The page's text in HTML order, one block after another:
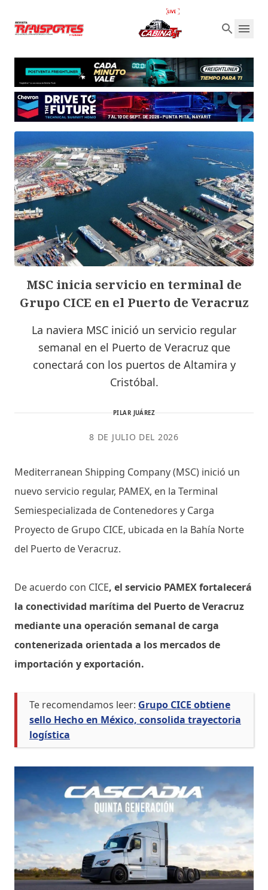
MSC inicia servicio en terminal de
Grupo CICE en el Puerto de Veracruz
La naviera MSC inició un servicio regular
semanal en el Puerto de Veracruz que
conectará con los puertos de Altamira y
Cristóbal.
PILAR JUÁREZ
8 DE JULIO DEL 2026
Mediterranean Shipping Company (MSC) inició un
nuevo servicio regular, PAMEX, en la Terminal
Semiespecializada de Contenedores y Carga
Proyecto de Grupo CICE, ubicada en la Bahía Norte
del Puerto de Veracruz.
De acuerdo con CICE, el servicio PAMEX fortalecerá
la conectividad marítima del Puerto de Veracruz
mediante una operación semanal de carga
contenerizada orientada a los mercados de
importación y exportación.
Te recomendamos leer: Grupo CICE obtiene
sello Hecho en México, consolida trayectoria
logística